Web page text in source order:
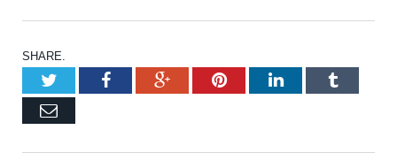
SHARE.
TwitterFacebookGoogle+PinterestLinkedInTumblr
Email